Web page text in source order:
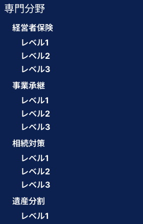
専門分野
経営者保険
レベル1
レベル2
レベル3
事業承継
レベル1
レベル2
レベル3
相続対策
レベル1
レベル2
レベル3
遺産分割
レベル1